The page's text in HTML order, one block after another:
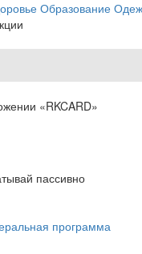
Образование
«RKCARD»
пассивно
программа